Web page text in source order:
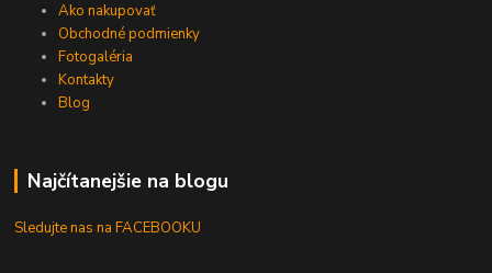
Ako nakupovať
Obchodné podmienky
Fotogaléria
Kontakty
Blog
Najčítanejšie na blogu
Sledujte nas na FACEBOOKU